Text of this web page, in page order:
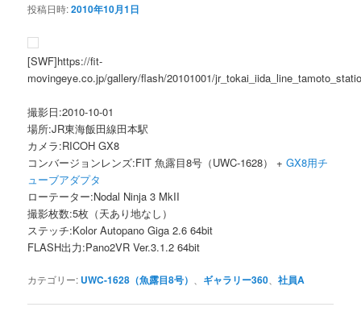
投稿日時:2010年10月1日
[SWF]https://fit-
movingeye.co.jp/gallery/flash/20101001/
撮影日:2010-10-01
場所:JR東海飯田線田本駅
カメラ:RICOH GX8
コンバージョンレンズ:FIT 魚露目8号（UWC-1628） +GX8用チ
ューブアダプタ
ローテーター:Nodal Ninja 3 MkII
撮影枚数:5枚（天あり地なし）
ステッチ:Kolor Autopano Giga 2.6 64bit
FLASH出力:Pano2VR Ver.3.1.2 64bit
カテゴリー: UWC-1628（魚露目8号） ギャラリー360 、社員A